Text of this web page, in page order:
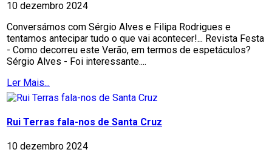
10 dezembro 2024
Conversámos com Sérgio Alves e Filipa Rodrigues e
tentamos antecipar tudo o que vai acontecer!... Revista Festa
- Como decorreu este Verão, em termos de espetáculos?
Sérgio Alves - Foi interessante....
Ler Mais...
Rui Terras fala-nos de Santa Cruz
10 dezembro 2024